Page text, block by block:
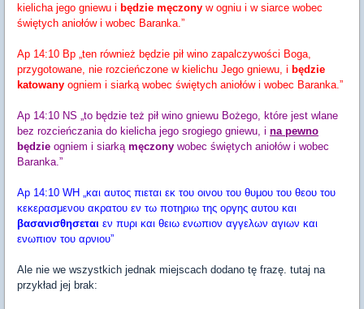
kielicha jego gniewu i będzie męczony w ogniu i w siarce wobec
świętych aniołów i wobec Baranka.”
Ap 14:10 Bp „ten również będzie pił wino zapalczywości Boga,
przygotowane, nie rozcieńczone w kielichu Jego gniewu, i będzie
katowany ogniem i siarką wobec świętych aniołów i wobec Baranka.”
Ap 14:10 NS „to będzie też pił wino gniewu Bożego, które jest wlane
bez rozcieńczania do kielicha jego srogiego gniewu, i na pewno
będzie ogniem i siarką męczony wobec świętych aniołów i wobec
Baranka.”
Ap 14:10 WH „και αυτος πιεται εκ του οινου του θυμου του θεου του
κεκερασμενου ακρατου εν τω ποτηριω της οργης αυτου και
βασανισθησεται εν πυρι και θειω ενωπιον αγγελων αγιων και
ενωπιον του αρνιου”
Ale nie we wszystkich jednak miejscach dodano tę frazę. tutaj na
przykład jej brak: